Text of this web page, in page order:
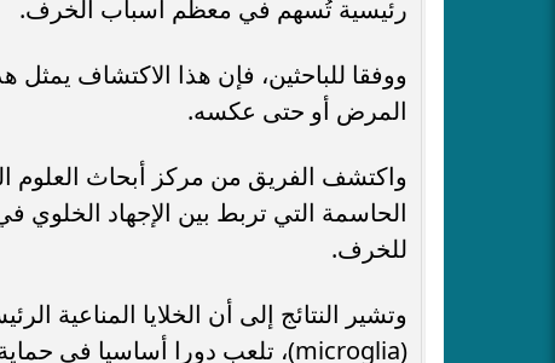
رئيسية تُسهم في معظم أسباب الخرف.
ووفقا للباحثين، فإن هذا الاكتشاف يمثل
المرض أو حتى عكسه.
الحاسمة التي تربط بين الإجهاد الخلوي
للخرف.
وتشير النتائج إلى أن الخلايا المناعية
(microglia)، تلعب دورا أساسيا في حماية الدماغ من المرض.